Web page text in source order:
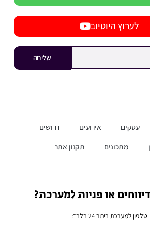
לערוץ היוטיוב
שליחה
עסקים אירועים
דרושים
מתכונים תקנון אתר
או פניות למערכת?
טלפון למערכת ביתר 24 בלבד: